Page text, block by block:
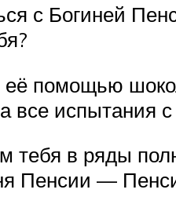
с Богиней
помощью
все испытания
в ряды
Пенсии —